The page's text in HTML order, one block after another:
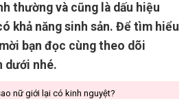
thường và cũng là dấu hiệu
khả năng sinh sản. Để tìm hiểu
bạn đọc cùng theo dõi
dưới nhé.
nữ giới lại có kinh nguyệt?